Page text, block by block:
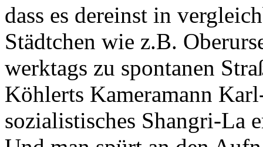
dass es dereinst in
Städtchen wie z.B.
werktags zu spontanen
Köhlerts Kameramann
sozialistisches Shangri-La